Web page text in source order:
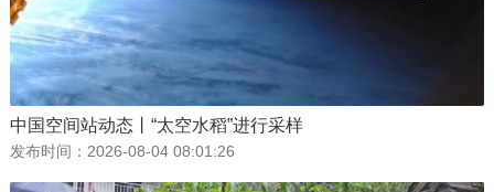
中国空间站动态丨“太空水稻”进行采样
发布时间： 2026-08-04 08:01:26